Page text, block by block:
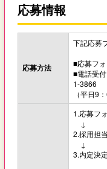
応募情報
応募方法
下記応募
■応募フ
■電話受
1-3866
（平日9
1.応募フ
↓
2.採用担
↓
3.内定決定